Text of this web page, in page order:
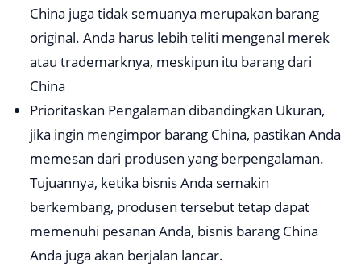
China juga tidak semuanya merupakan barang
original. Anda harus lebih teliti mengenal merek
atau trademarknya, meskipun itu barang dari
China
Prioritaskan Pengalaman dibandingkan Ukuran,
jika ingin mengimpor barang China, pastikan Anda
memesan dari produsen yang berpengalaman.
Tujuannya, ketika bisnis Anda semakin
berkembang, produsen tersebut tetap dapat
memenuhi pesanan Anda, bisnis barang China
Anda juga akan berjalan lancar.